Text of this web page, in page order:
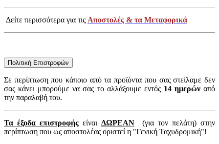
Δείτε περισσότερα για τις Αποστολές & τα Μεταφορικά
Πολιτική Επιστροφών
Σε περίπτωση που κάποιο από τα προϊόντα που σας στείλαμε δεν
σας κάνει μπορούμε να σας το αλλάξουμε εντός 14 ημερώναπό
την παραλαβή του.
Τα έξοδα επιστροφής είναι ΔΩΡΕΑΝ (για τον πελάτη) στην
περίπτωση που ως αποστολέας οριστεί η "Γενική Ταχυδρομική"!